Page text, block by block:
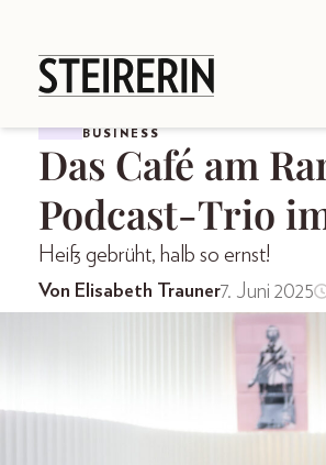
BUSINESS
Das Café am
Podcast-Trio
Heiß gebrüht, halb so ernst!
Von Elisabeth Trauner7. Juni 2025